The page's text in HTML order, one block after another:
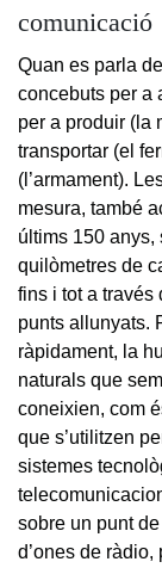
comunicació
Quan es parla
concebuts per a
per a produir (la
transportar (el
(l’armament).
mesura, també
últims 150 anys,
quilòmetres de
fins i tot a través
punts allunyats.
ràpidament, la
naturals que
coneixien, com
que s’utilitzen
sistemes
sobre un punt
d’ones de